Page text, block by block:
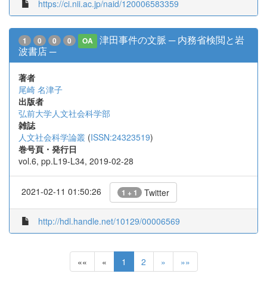
https://ci.nii.ac.jp/naid/120006583359
1 0 0 0 OA
津田事件の文脈 ─ 内務省検閲と岩
波書店 ─
著者
尾崎 名津子
出版者
弘前大学人文社会科学部
雑誌
人文社会科学論叢 (ISSN:24323519)
巻号頁・発行日
vol.6, pp.L19-L34, 2019-02-28
2021-02-11 01:50:26 1 + 1 Twitter
http://hdl.handle.net/10129/00006569
«« « 1 2 » »»